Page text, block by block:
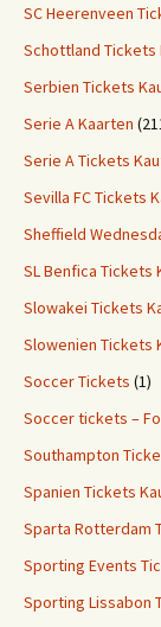
SC Heerenveen
Schottland Tickets
Serbien Tickets
Serie A Kaarten
Serie A Tickets
Sevilla FC Tickets
Sheffield
SL Benfica Tickets
Slowakei Tickets
Slowenien Tickets
Soccer Tickets (1)
Soccer tickets –
Southampton
Spanien Tickets
Sparta Rotterdam
Sporting Events
Sporting Lissabon